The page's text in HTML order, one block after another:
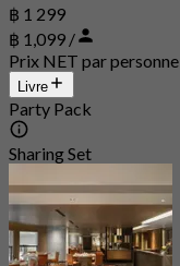
฿ 1 299
฿ 1,099 /
Prix NET par personne
Livre
Party Pack
Sharing Set